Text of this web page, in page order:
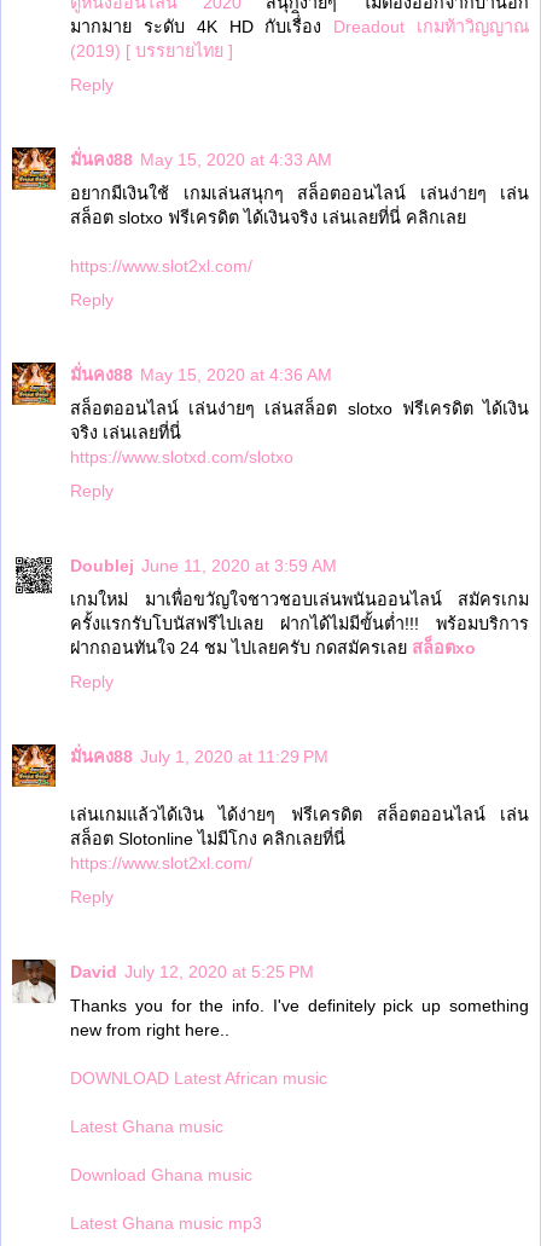
มากมาย ระดับ 4K HD กับเรื่ิอง Dreadout เกมท้าวิญญาณ
(2019) [ บรรยายไทย ]
Reply
มั่นคง88 May 15, 2020 at 4:33 AM
อยากมีเงินใช้ เกมเล่นสนุกๆ สล็อตออนไลน์ เล่นง่ายๆ เล่น
สล็อต slotxo ฟรีเครดิต ได้เงินจริง เล่นเลยที่นี่ คลิกเลย
https://www.slot2xl.com/
Reply
มั่นคง88 May 15, 2020 at 4:36 AM
สล็อตออนไลน์ เล่นง่ายๆ เล่นสล็อต slotxo ฟรีเครดิต ได้เงิน
จริง เล่นเลยที่นี่
https://www.slotxd.com/slotxo
Reply
Doublej June 11, 2020 at 3:59 AM
เกมใหม่ มาเพื่อขวัญใจชาวชอบเล่นพนันออนไลน์ สมัครเกม
ครั้งแรกรับโบนัสฟรีไปเลย ฝากได้ไม่มีขั้นต่ำ!!! พร้อมบริการ
ฝากถอนทันใจ 24 ชม ไปเลยครับ กดสมัครเลย สล็อตxo
Reply
มั่นคง88 July 1, 2020 at 11:29 PM
เล่นเกมแล้วได้เงิน ได้ง่ายๆ ฟรีเครดิต สล็อตออนไลน์ เล่น
สล็อต Slotonline ไม่มีโกง คลิกเลยที่นี่
https://www.slot2xl.com/
Reply
David July 12, 2020 at 5:25 PM
Thanks you for the info. I've definitely pick up something
new from right here..
DOWNLOAD Latest African music
Latest Ghana music
Download Ghana music
Latest Ghana music mp3